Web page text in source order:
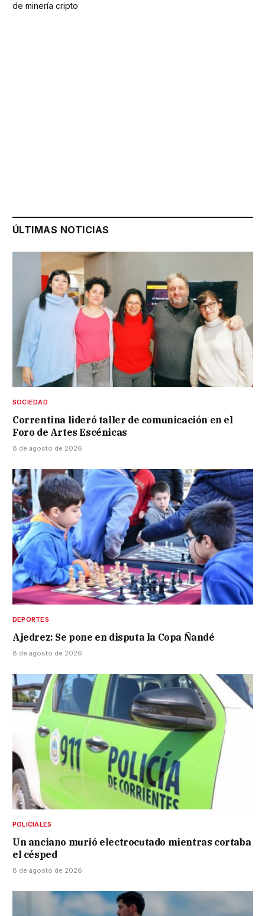
de minería cripto
ÚLTIMAS NOTICIAS
SOCIEDAD
Correntina lideró taller de comunicación en el
Foro de Artes Escénicas
8 de agosto de 2026
DEPORTES
Ajedrez: Se pone en disputa la Copa Ñandé
8 de agosto de 2026
POLICIALES
Un anciano murió electrocutado mientras cortaba
el césped
8 de agosto de 2026